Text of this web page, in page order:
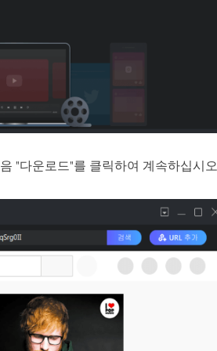
"다운로드"를 클릭하여 계속하십시